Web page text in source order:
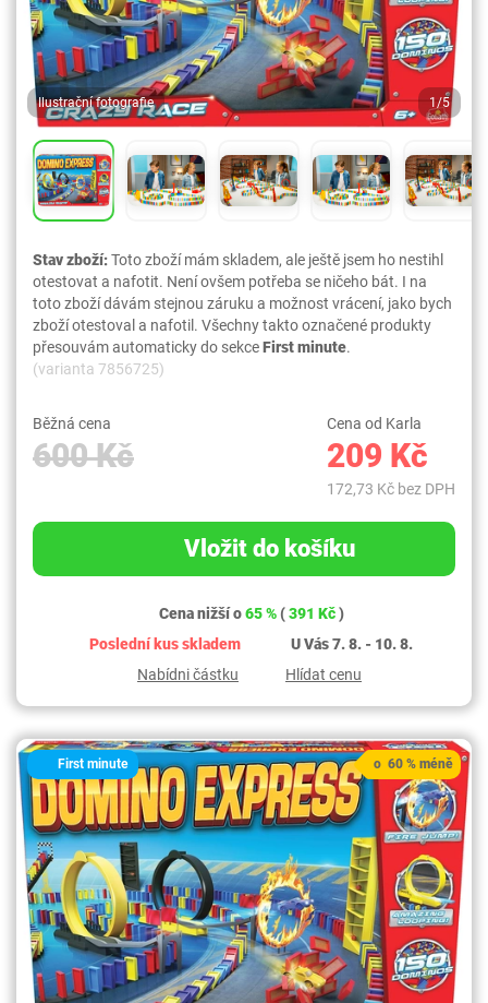
Ilustrační fotografie 1/5
Stav zboží:Toto zboží mám skladem, ale ještě jsem ho nestihl
otestovat a nafotit. Není ovšem potřeba se ničeho bát. I na
toto zboží dávám stejnou záruku a možnost vrácení, jako bych
zboží otestoval a nafotil. Všechny takto označené produkty
přesouvám automaticky do sekceFirst minute.
(varianta 7856725)
Běžná cena
600 Kč
Cena od Karla
209 Kč
172,73 Kč bez DPH
Vložit do košíku
Cena nižší o65 %(391 Kč)
Poslední kus skladem
U Vás 7. 8. - 10. 8.
Nabídni částku
Hlídat cenu
First minute o 60 % méně